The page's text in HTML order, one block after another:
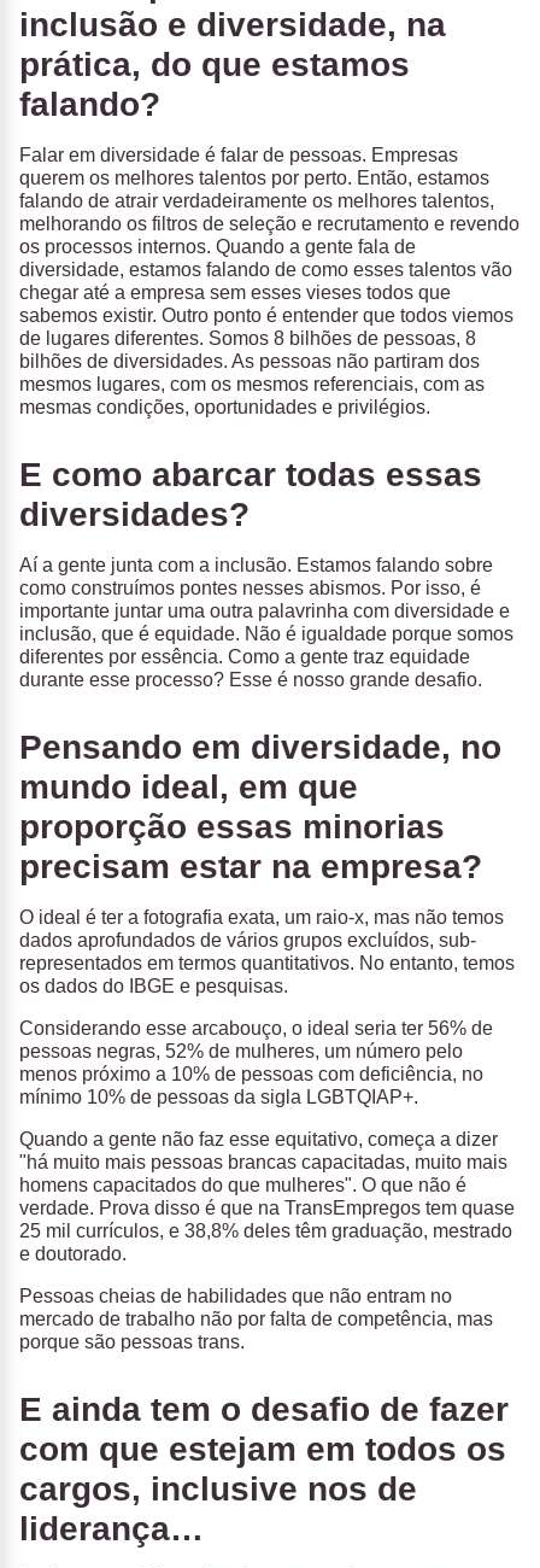
inclusão e diversidade, na
prática, do que estamos
falando?
Falar em diversidade é falar de pessoas. Empresas
querem os melhores talentos por perto. Então, estamos
falando de atrair verdadeiramente os melhores talentos,
melhorando os filtros de seleção e recrutamento e revendo
os processos internos. Quando a gente fala de
diversidade, estamos falando de como esses talentos vão
chegar até a empresa sem esses vieses todos que
sabemos existir. Outro ponto é entender que todos viemos
de lugares diferentes. Somos 8 bilhões de pessoas, 8
bilhões de diversidades. As pessoas não partiram dos
mesmos lugares, com os mesmos referenciais, com as
mesmas condições, oportunidades e privilégios.
E como abarcar todas essas
diversidades?
Aí a gente junta com a inclusão. Estamos falando sobre
como construímos pontes nesses abismos. Por isso, é
importante juntar uma outra palavrinha com diversidade e
inclusão, que é equidade. Não é igualdade porque somos
diferentes por essência. Como a gente traz equidade
durante esse processo? Esse é nosso grande desafio.
Pensando em diversidade, no
mundo ideal, em que
proporção essas minorias
precisam estar na empresa?
O ideal é ter a fotografia exata, um raio-x, mas não temos
dados aprofundados de vários grupos excluídos, sub-
representados em termos quantitativos. No entanto, temos
os dados do IBGE e pesquisas.
Considerando esse arcabouço, o ideal seria ter 56% de
pessoas negras, 52% de mulheres, um número pelo
menos próximo a 10% de pessoas com deficiência, no
mínimo 10% de pessoas da sigla LGBTQIAP+.
Quando a gente não faz esse equitativo, começa a dizer
"há muito mais pessoas brancas capacitadas, muito mais
homens capacitados do que mulheres". O que não é
verdade. Prova disso é que na TransEmpregos tem quase
25 mil currículos, e 38,8% deles têm graduação, mestrado
e doutorado.
Pessoas cheias de habilidades que não entram no
mercado de trabalho não por falta de competência, mas
porque são pessoas trans.
E ainda tem o desafio de fazer
com que estejam em todos os
cargos, inclusive nos de
liderança…